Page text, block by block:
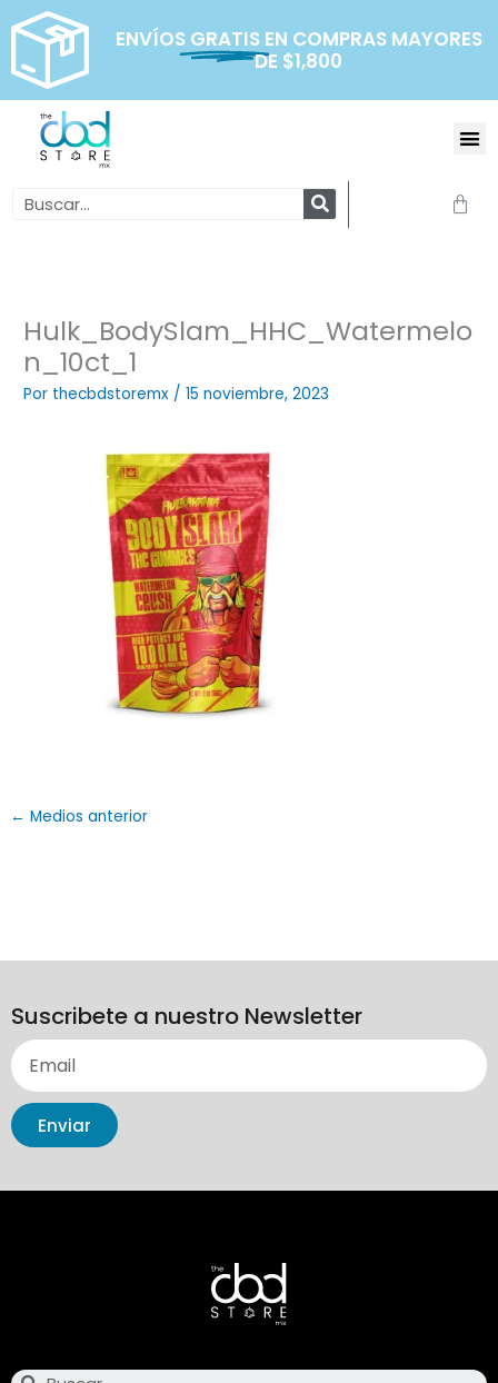
contenido
ENVÍOS GRATIS EN COMPRAS MAYORES
DE $1,800
Search
Hulk_BodySlam_HHC_Watermelo
n_10ct_1
Por thecbdstoremx /15 noviembre, 2023
← Medios anterior
Suscribete a nuestro Newsletter
Enviar